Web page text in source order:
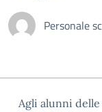
Personale
Agli alunni